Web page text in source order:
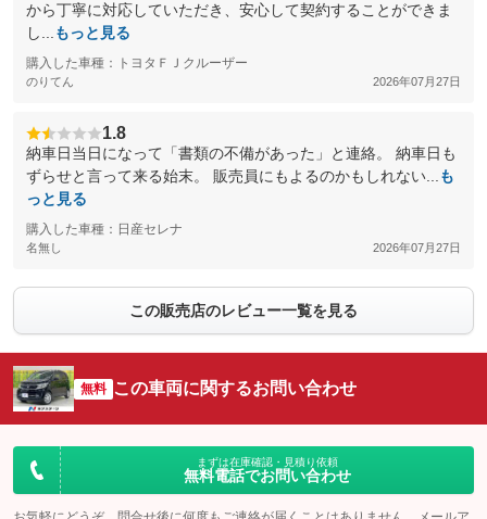
から丁寧に対応していただき、安心して契約することができま
し...
もっと見る
購入した車種：トヨタＦＪクルーザー
のりてん 2026年07月27日
1.8
納車日当日になって「書類の不備があった」と連絡。 納車日も
ずらせと言って来る始末。 販売員にもよるのかもしれない...
も
っと見る
購入した車種：日産セレナ
名無し 2026年07月27日
この販売店のレビュー一覧を見る
無料 この車両に関するお問い合わせ
まずは在庫確認・見積り依頼
無料電話でお問い合わせ